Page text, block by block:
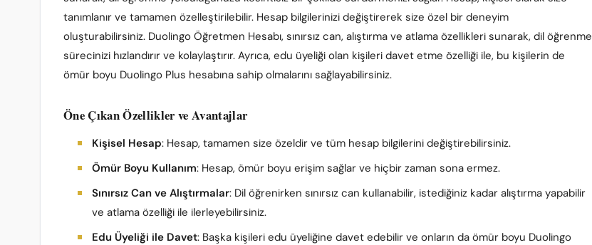
tanımlanır ve tamamen özelleştirilebilir. Hesap bilgilerinizi değiştirerek size özel bir deneyim
oluşturabilirsiniz. Duolingo Öğretmen Hesabı, sınırsız can, alıştırma ve atlama özellikleri sunarak, dil öğrenme
sürecinizi hızlandırır ve kolaylaştırır. Ayrıca, edu üyeliği olan kişileri davet etme özelliği ile, bu kişilerin de
ömür boyu Duolingo Plus hesabına sahip olmalarını sağlayabilirsiniz.
Öne Çıkan Özellikler ve Avantajlar
Kişisel Hesap: Hesap, tamamen size özeldir ve tüm hesap bilgilerini değiştirebilirsiniz.
Ömür Boyu Kullanım: Hesap, ömür boyu erişim sağlar ve hiçbir zaman sona ermez.
Sınırsız Can ve Alıştırmalar: Dil öğrenirken sınırsız can kullanabilir, istediğiniz kadar alıştırma yapabilir
ve atlama özelliği ile ilerleyebilirsiniz.
Edu Üyeliği ile Davet: Başka kişileri edu üyeliğine davet edebilir ve onların da ömür boyu Duolingo